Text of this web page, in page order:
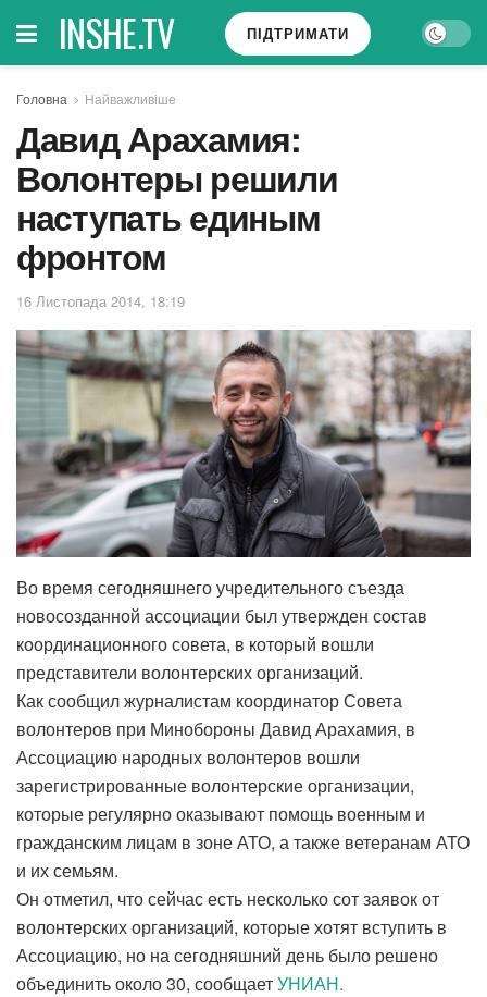
INSHE.TV ПІДТРИМАТИ
Головна Найважливіше
Давид Арахамия:
Волонтеры решили
наступать единым
фронтом
16 Листопада 2014, 18:19
Во время сегодняшнего учредительного съезда
новосозданной ассоциации был утвержден состав
координационного совета, в который вошли
представители волонтерских организаций.
Как сообщил журналистам координатор Совета
волонтеров при Минобороны Давид Арахамия, в
Ассоциацию народных волонтеров вошли
зарегистрированные волонтерские организации,
которые регулярно оказывают помощь военным и
гражданским лицам в зоне АТО, а также ветеранам АТО
и их семьям.
Он отметил, что сейчас есть несколько сот заявок от
волонтерских организаций, которые хотят вступить в
Ассоциацию, но на сегодняшний день было решено
объединить около 30, сообщаетУНИАН.